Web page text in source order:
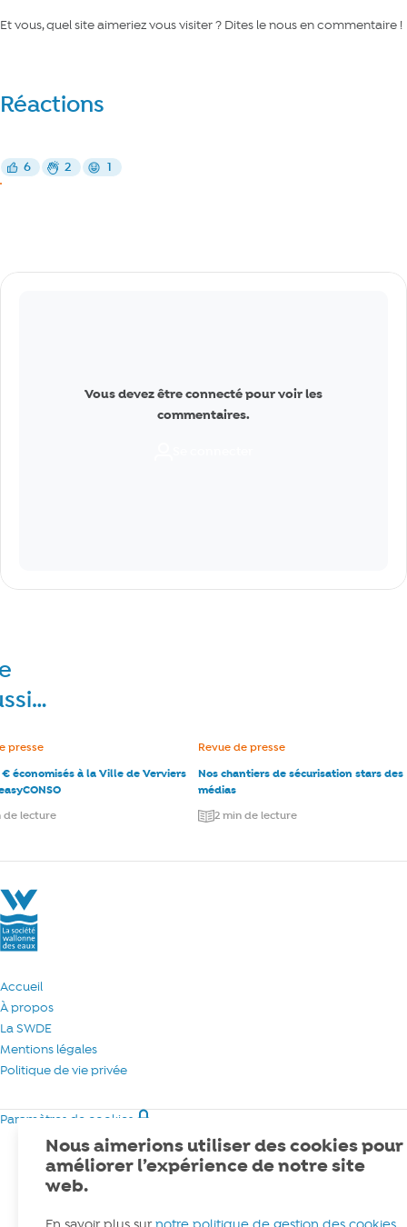
Et vous, quel site aimeriez vous visiter ? Dites le nous en commentaire !
Réactions
Réagir
6
J’aime 2
Bravo 1
Drôle
Commentaires
Vous devez être connecté pour voir les
commentaires.
économisés à la Ville de Verviers
:
presse
de lecture
Nos chantiers de sécurisation stars des
médias
Catégorie :
Revue de presse
2 min de lecture
La Société Wallonne des Eaux
Accueil
À propos
La SWDE
Mentions légales
Politique de vie privée
Paramètres de cookies
Nous aimerions utiliser des cookies pour
améliorer l’expérience de notre site
web.